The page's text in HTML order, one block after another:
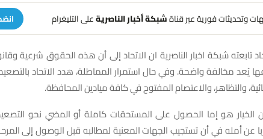
وتحديثات فورية عبر قناةشبكة أخبار الناصريةعلى التليغرام
تابعته شبكة اخبار الناصرية ان الاتحاد إلى أن هذه الحقوق شرعية
يُعد مخالفة واضحة. وفي حال استمرار المماطلة، هدد الاتحاد
والتظاهر، والاعتصام المفتوح في كافة ميادين المحافظة.
أن الخيار هو إما الحصول على المستحقات كاملة أو المضي نحو
عن أمله في أن تستجيب الجهات المعنية لمطالبه قبل الوصول إلى